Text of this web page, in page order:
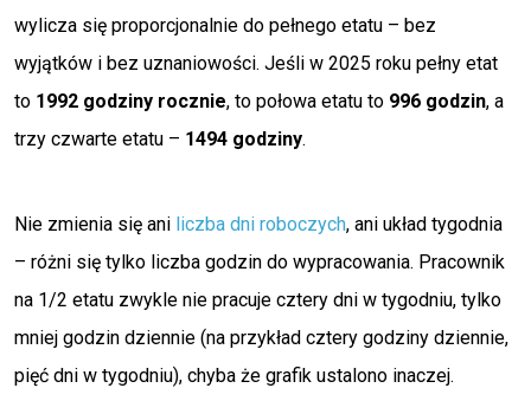
wylicza się proporcjonalnie do pełnego etatu – bez
wyjątków i bez uznaniowości. Jeśli w 2025 roku pełny etat
to 1992 godziny rocznie, to połowa etatu to 996 godzin, a
trzy czwarte etatu – 1494 godziny.
Nie zmienia się ani liczba dni roboczych, ani układ tygodnia
– różni się tylko liczba godzin do wypracowania. Pracownik
na 1/2 etatu zwykle nie pracuje cztery dni w tygodniu, tylko
mniej godzin dziennie (na przykład cztery godziny dziennie,
pięć dni w tygodniu), chyba że grafik ustalono inaczej.